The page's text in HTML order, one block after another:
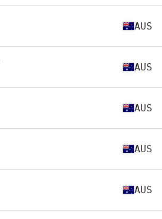
AUS
AUS
AUS
AUS
AUS